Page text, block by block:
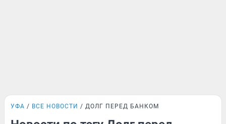
УФА ВСЕ НОВОСТИ ДОЛГ ПЕРЕД БАНКОМ